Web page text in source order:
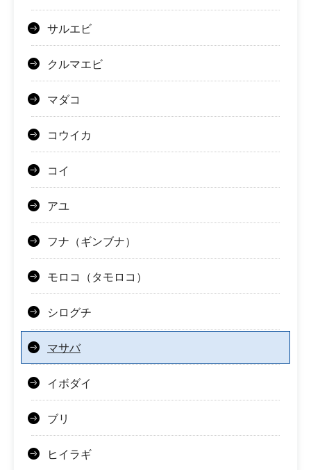
サルエビ
クルマエビ
マダコ
コウイカ
コイ
アユ
フナ（ギンブナ）
モロコ（タモロコ）
シログチ
マサバ
イボダイ
ブリ
ヒイラギ